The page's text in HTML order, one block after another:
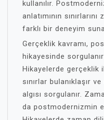
kullanılır.
anlatımının
farklı bir deneyim
Gerçeklik kavramı,
hikayesinde
Hikayelerde gerçeklik
sınırlar bulanıklaşır
algısı sorgulanır.
da postmodernizmin